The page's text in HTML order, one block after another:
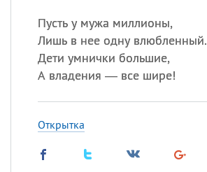
Пусть у мужа миллионы,
Лишь в нее одну влюбленный.
Дети умнички большие,
А владения — все шире!
Открытка